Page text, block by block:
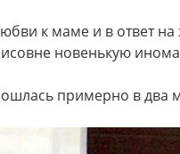
к маме и в ответ на
новенькую
примерно в два